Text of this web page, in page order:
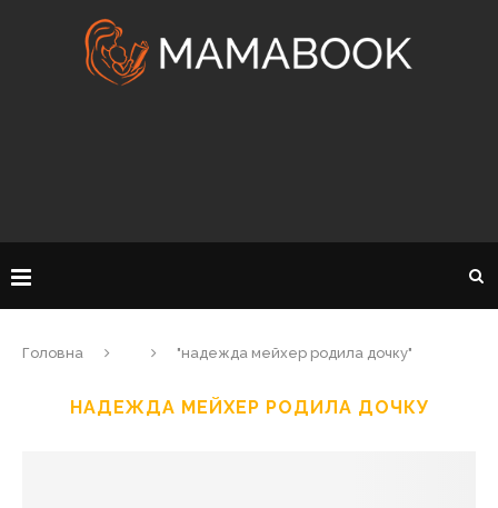
Головна "надежда мейхер родила дочку"
НАДЕЖДА МЕЙХЕР РОДИЛА ДОЧКУ